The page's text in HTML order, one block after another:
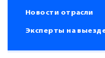
Новости отрасли
Эксперты на